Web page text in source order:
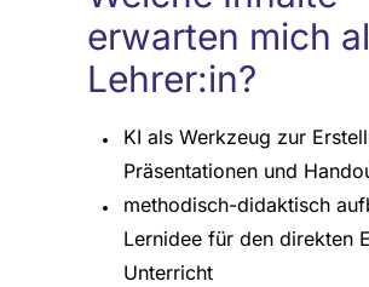
erwarten mich
Lehrer:in?
KI als Werkzeug zur
Präsentationen und
methodisch-didaktisch
Lernidee für den direkten
Unterricht